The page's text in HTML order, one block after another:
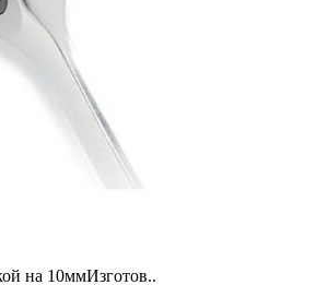
на 10ммИзготов..